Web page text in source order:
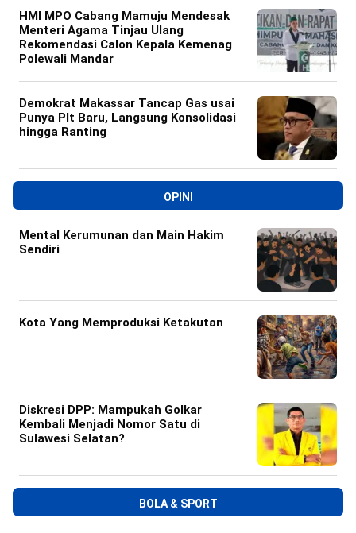
HMI MPO Cabang Mamuju Mendesak
Menteri Agama Tinjau Ulang
Rekomendasi Calon Kepala Kemenag
Polewali Mandar
Demokrat Makassar Tancap Gas usai
Punya Plt Baru, Langsung Konsolidasi
hingga Ranting
OPINI
Mental Kerumunan dan Main Hakim
Sendiri
Kota Yang Memproduksi Ketakutan
Diskresi DPP: Mampukah Golkar
Kembali Menjadi Nomor Satu di
Sulawesi Selatan?
BOLA & SPORT